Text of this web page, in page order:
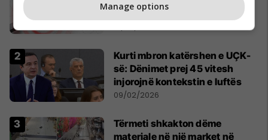
Shtërpcë
10/02/2026
Kurti mbron katërshen e UÇK-
së: Dënimet prej 45 vitesh
injorojnë kontekstin e luftës
09/02/2026
Tërmeti shkakton dëme
materiale në një market në
Manage options